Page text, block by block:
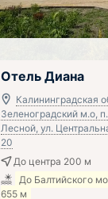
Отель Диана
Калининградская
Зеленоградский м.о, п.
Лесной, ул.
20
До центра 200 м
До Балтийского
655 м